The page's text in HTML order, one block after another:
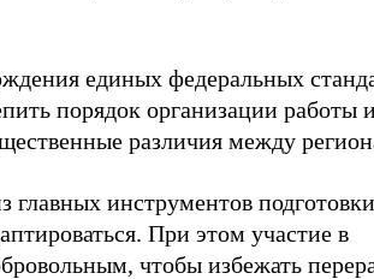
единых федеральных
порядок организации работы
различия между
главных инструментов
При этом участие в
чтобы избежать